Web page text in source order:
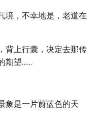
境，不幸地是，老道在
背上行囊，决定去那传
期望……
象是一片蔚蓝色的天